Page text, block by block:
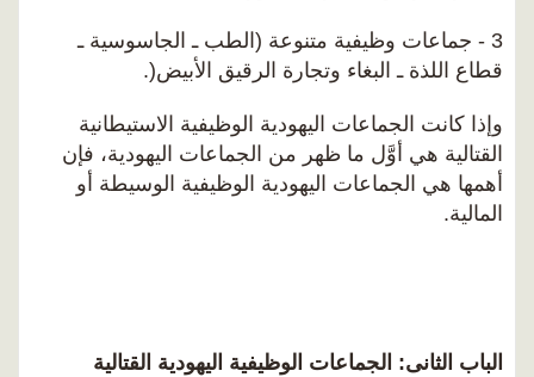
3 - جماعات وظيفية متنوعة (الطب ـ الجاسوسية ـ
قطاع اللذة ـ البغاء وتجارة الرقيق الأبيض(.
وإذا كانت الجماعات اليهودية الوظيفية الاستيطانية
القتالية هي أوَّل ما ظهر من الجماعات اليهودية، فإن
أهمها هي الجماعات اليهودية الوظيفية الوسيطة أو
المالية.
الباب الثانى: الجماعات الوظيفية اليهودية القتالية